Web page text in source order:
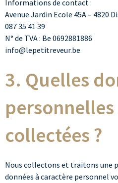
Informations de contact :
Avenue Jardin Ecole 45A – 4820
087 35 41 39
N° de TVA : Be 0692881886
info@lepetitreveur.be
3. Quelles
collectées ?
Nous collectons et traitons une
données à caractère personnel